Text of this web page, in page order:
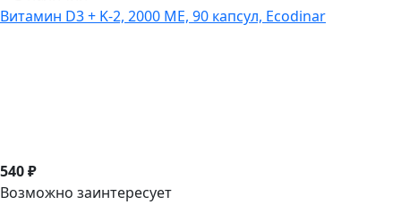
Витамин D3 + K-2, 2000 ME, 90 капсул, Ecodinar
540 ₽
Возможно заинтересует